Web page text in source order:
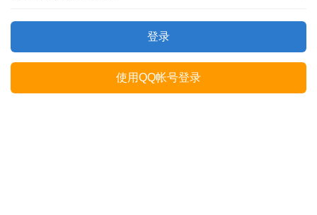
登录
使用QQ帐号登录